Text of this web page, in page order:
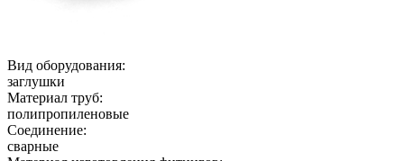
Вид оборудования:
заглушки
Материал труб:
полипропиленовые
Соединение:
сварные